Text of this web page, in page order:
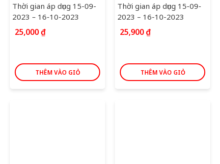
Thời gian áp dụng 15-09-
2023 – 16-10-2023
25,000₫
THÊM VÀO GIỎ
Thời gian áp dụng 15-09-
2023 – 16-10-2023
25,900₫
THÊM VÀO GIỎ